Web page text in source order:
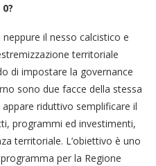
il nesso calcistico e
territoriale
di impostare la governance
sono due facce della stessa
riduttivo semplificare il
programmi ed investimenti,
territoriale. L’obiettivo è uno
per la Regione